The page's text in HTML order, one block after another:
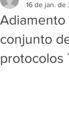
Adiamento
conjunto
protocolos
16 de jan. de